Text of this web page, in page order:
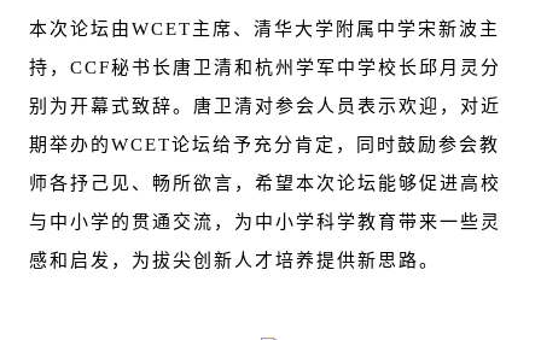
本次论坛由WCET主席、清华大学附属中学宋新波主
持，CCF秘书长唐卫清和杭州学军中学校长邱月灵分
别为开幕式致辞。唐卫清对参会人员表示欢迎，对近
期举办的WCET论坛给予充分肯定，同时鼓励参会教
师各抒己见、畅所欲言，希望本次论坛能够促进高校
与中小学的贯通交流，为中小学科学教育带来一些灵
感和启发，为拔尖创新人才培养提供新思路。